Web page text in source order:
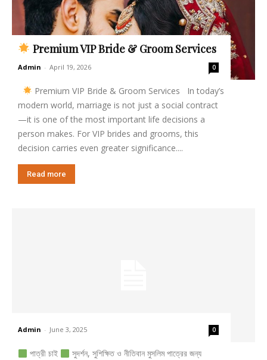
Premium VIP Bride & Groom Services
Admin - April 19, 2026 0
Premium VIP Bride & Groom Services In today’s
modern world, marriage is not just a social contract
—it is one of the most important life decisions a
person makes. For VIP brides and grooms, this
decision carries even greater significance....
Read more
Admin - June 3, 2025 0
পাত্রী চাই
সুদর্শন, সুশিক্ষিত ও নীতিবান মুসলিম পাত্রের জন্য